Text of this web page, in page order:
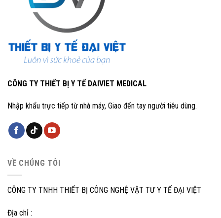
CÔNG TY THIẾT BỊ Y TẾ DAIVIET MEDICAL
Nhập khẩu trực tiếp từ nhà máy, Giao đến tay người tiêu dùng.
VỀ CHÚNG TÔI
CÔNG TY TNHH THIẾT BỊ CÔNG NGHỆ VẬT TƯ Y TẾ ĐẠI VIỆT
Địa chỉ :